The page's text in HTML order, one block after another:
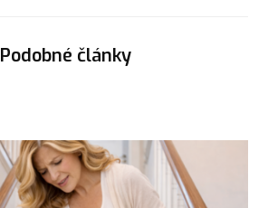
Podobné články